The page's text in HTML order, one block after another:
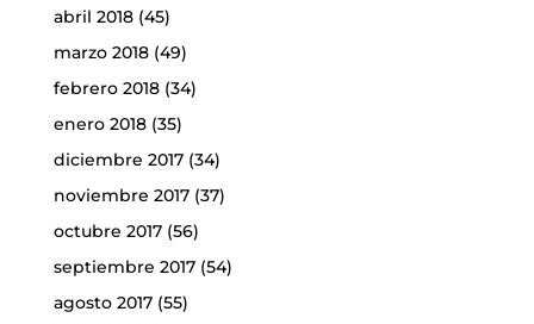
abril 2018(45)
marzo 2018(49)
febrero 2018(34)
enero 2018(35)
diciembre 2017(34)
noviembre 2017(37)
octubre 2017(56)
septiembre 2017(54)
agosto 2017(55)